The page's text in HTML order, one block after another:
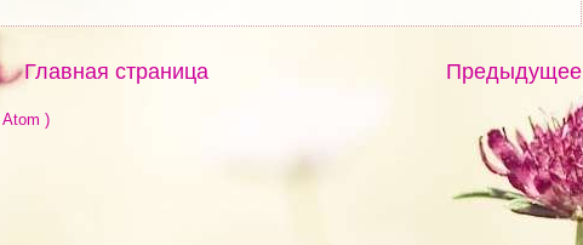
Предыдущее
Главная страница
)